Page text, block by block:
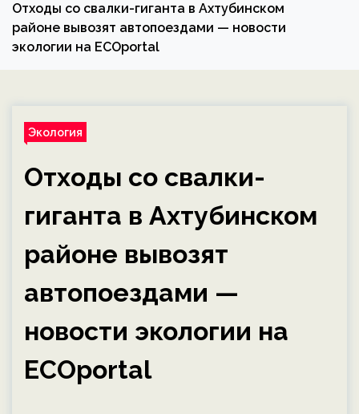
Отходы со свалки-гиганта в Ахтубинском
районе вывозят автопоездами — новости
экологии на ECOportal
Экология
Отходы со свалки-
гиганта в Ахтубинском
районе вывозят
автопоездами —
новости экологии на
ECOportal